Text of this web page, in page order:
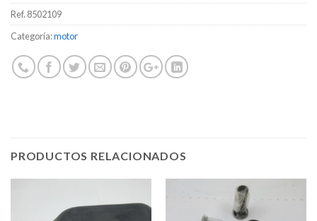
Ref. 8502109
Categoría:motor
PRODUCTOS RELACIONADOS